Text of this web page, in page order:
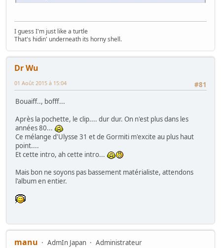
I guess I'm just like a turtle
That's hidin' underneath its horny shell.
Dr Wu
#81
01 Août 2015 à 15:04
Bouaiff.., bofff...
Après la pochette, le clip.... dur dur. On n'est plus dans les
années 80...
Ce mélange d'Ulysse 31 et de Gormiti m'excite au plus haut
point....
Et cette intro, ah cette intro...
Mais bon ne soyons pas bassement matérialiste, attendons
l'album en entier.
manu AdmIn Japan
Administrateur